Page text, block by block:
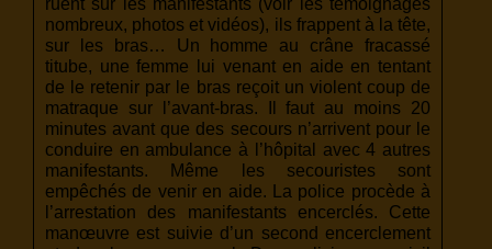
ruent sur les manifestants (voir les témoignages
nombreux, photos et vidéos), ils frappent à la tête,
sur les bras… Un homme au crâne fracassé
titube, une femme lui venant en aide en tentant
de le retenir par le bras reçoit un violent coup de
matraque sur l’avant-bras. Il faut au moins 20
minutes avant que des secours n’arrivent pour le
conduire en ambulance à l’hôpital avec 4 autres
manifestants. Même les secouristes sont
empêchés de venir en aide. La police procède à
l’arrestation des manifestants encerclés. Cette
manœuvre est suivie d’un second encerclement